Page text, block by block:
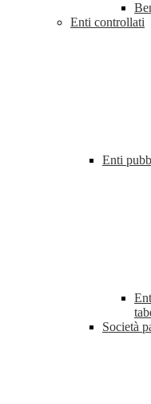
Enti controllati
Enti
Società